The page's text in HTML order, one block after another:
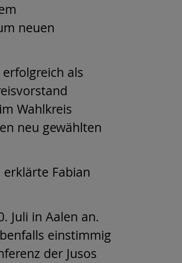
neuen
als
Wahlkreis
neu gewählten
Fabian
Juli in Aalen an.
einstimmig
der Jusos